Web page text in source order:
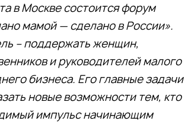
в Москве состоится форум
мамой — сделано в России».
– поддержать женщин,
и руководителей малого
бизнеса. Его главные задачи
новые возможности тем, кто
импульс начинающим